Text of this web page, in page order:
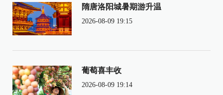
隋唐洛阳城暑期游升温
2026-08-09 19:15
葡萄喜丰收
2026-08-09 19:14